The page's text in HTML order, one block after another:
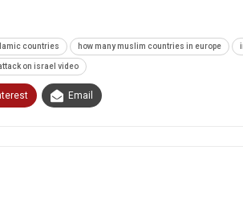
countries how many muslim countries in europe
on israel video
Email